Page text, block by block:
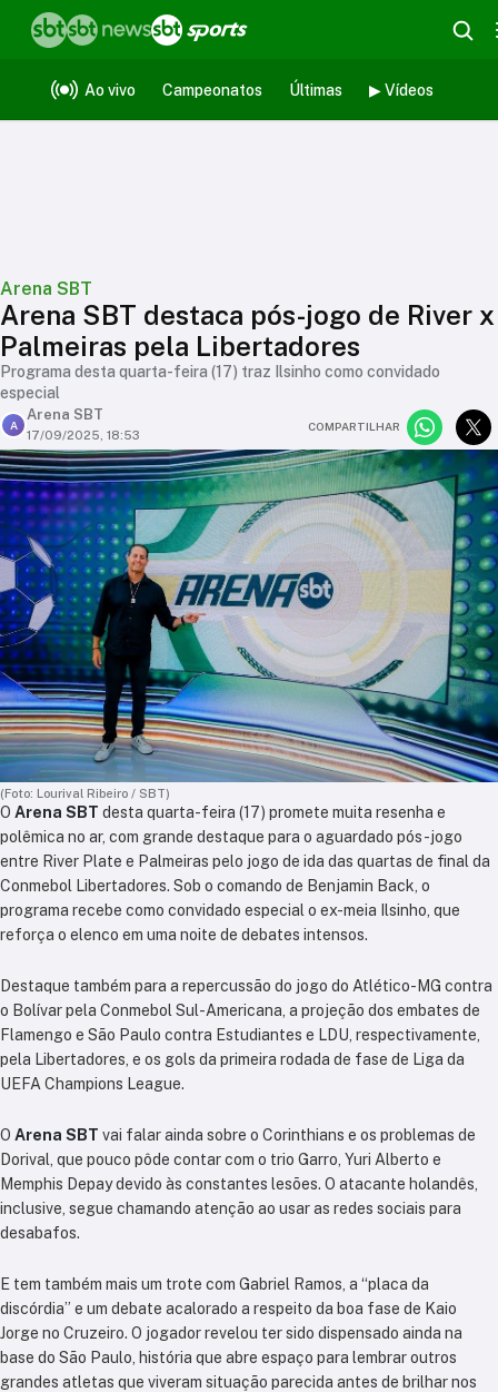
Ao vivo Campeonatos Últimas ▶ Vídeos
Arena SBT
Arena SBT destaca pós-jogo de River x
Palmeiras pela Libertadores
Programa desta quarta-feira (17) traz Ilsinho como convidado
especial
A
Arena SBT
17/09/2025, 18:53
COMPARTILHAR
(Foto: Lourival Ribeiro / SBT)
O Arena SBT desta quarta-feira (17) promete muita resenha e
polêmica no ar, com grande destaque para o aguardado pós-jogo
entre River Plate e Palmeiras pelo jogo de ida das quartas de final da
Conmebol Libertadores. Sob o comando de Benjamin Back, o
programa recebe como convidado especial o ex-meia Ilsinho, que
reforça o elenco em uma noite de debates intensos.
Destaque também para a repercussão do jogo do Atlético-MG contra
o Bolívar pela Conmebol Sul-Americana, a projeção dos embates de
Flamengo e São Paulo contra Estudiantes e LDU, respectivamente,
pela Libertadores, e os gols da primeira rodada de fase de Liga da
UEFA Champions League.
O Arena SBT vai falar ainda sobre o Corinthians e os problemas de
Dorival, que pouco pôde contar com o trio Garro, Yuri Alberto e
Memphis Depay devido às constantes lesões. O atacante holandês,
inclusive, segue chamando atenção ao usar as redes sociais para
desabafos.
E tem também mais um trote com Gabriel Ramos, a “placa da
discórdia” e um debate acalorado a respeito da boa fase de Kaio
Jorge no Cruzeiro. O jogador revelou ter sido dispensado ainda na
base do São Paulo, história que abre espaço para lembrar outros
grandes atletas que viveram situação parecida antes de brilhar nos